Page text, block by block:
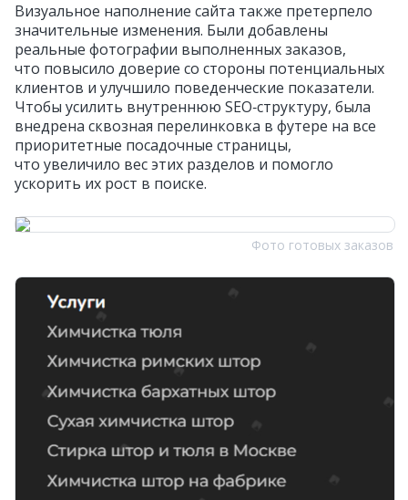
Визуальное наполнение сайта также претерпело
значительные изменения. Были добавлены
реальные фотографии выполненных заказов,
что повысило доверие со стороны потенциальных
клиентов и улучшило поведенческие показатели.
Чтобы усилить внутреннюю SEO‑структуру, была
внедрена сквозная перелинковка в футере на все
приоритетные посадочные страницы,
что увеличило вес этих разделов и помогло
ускорить их рост в поиске.
Фото готовых заказов